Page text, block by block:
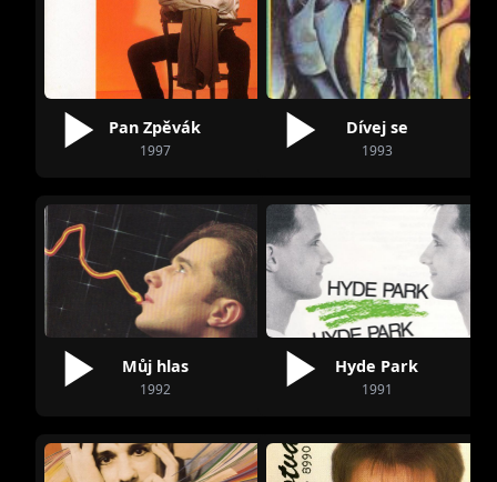
Pan Zpěvák
1997
Dívej se
1993
Můj hlas
1992
Hyde Park
1991